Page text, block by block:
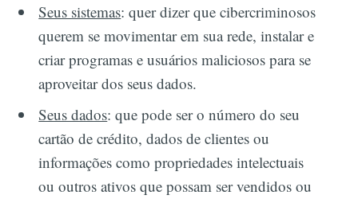
Seus sistemas: quer dizer que cibercriminosos
querem se movimentar em sua rede, instalar e
criar programas e usuários maliciosos para se
aproveitar dos seus dados.
Seus dados: que pode ser o número do seu
cartão de crédito, dados de clientes ou
informações como propriedades intelectuais
ou outros ativos que possam ser vendidos ou